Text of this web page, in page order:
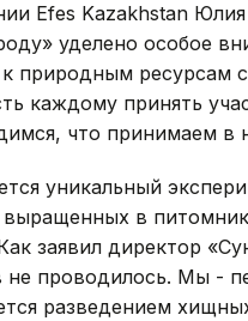
Efes Kazakhstan
уделено особое
к природным
каждому принять
что принимаем в
уникальный
выращенных в
заявил директор
не проводилось. Мы -
разведением